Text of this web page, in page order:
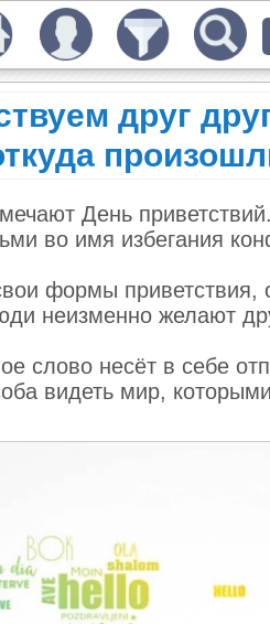
друг
День
во имя избегания
формы приветствия,
неизменно желают
слово несёт в себе
видеть мир,